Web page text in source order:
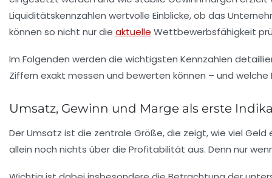
Liquiditätskennzahlen wertvolle Einblicke, ob das
können so nicht nur die aktuelle Wettbewerbsfähigkeit
Im Folgenden werden die wichtigsten Kennzahlen
Ziffern exakt messen und bewerten können – und
Umsatz, Gewinn und Marge als erste
DerUmsatz ist die zentrale Größe, die zeigt, wie viel
allein noch nichts über die Profitabilität aus. Denn nur